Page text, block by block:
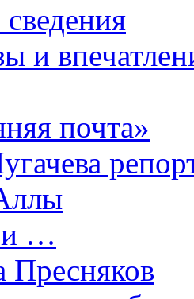
и
почта»
и …
Пресняков